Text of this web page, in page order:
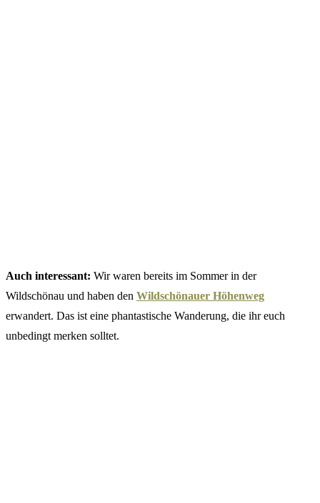
Auch interessant: Wir waren bereits im Sommer in der
Wildschönau und haben den Wildschönauer Höhenweg
erwandert. Das ist eine phantastische Wanderung, die ihr euch
unbedingt merken solltet.